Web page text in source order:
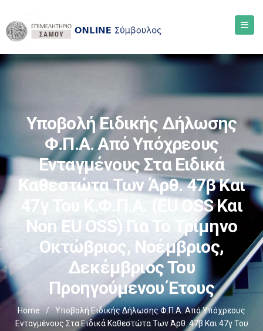
Υποβολή Ειδικής Δήλωσης
Φ.Π.Α. Από Υπόχρεους
Ενταγμένους Στα Ειδικά
Καθεστώτα Των Άρθ. 47β Και
47γ Του Κ.Φ.Π.Α. (EU OSS Και
Non EU OSS) Για Το Τρίμηνο
Οκτώβριος, Νοέμβριος,
Δεκέμβριος Του
Προηγούμενου Έτους
Home /
Υποβολή Ειδικής Δήλωσης Φ.Π.Α. Από Υπόχρεους
Ενταγμένους Στα Ειδικά Καθεστώτα Των Άρθ. 47β Και 47γ Του